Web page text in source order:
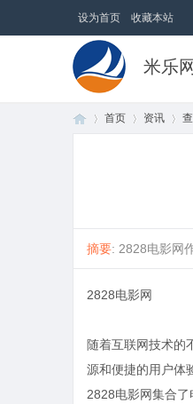
设为首页 收藏本站
米乐网
首页 资讯
摘要: 2828电影网
2828电影网
随着互联网技术的
源和便捷的用户体
2828电影网集合